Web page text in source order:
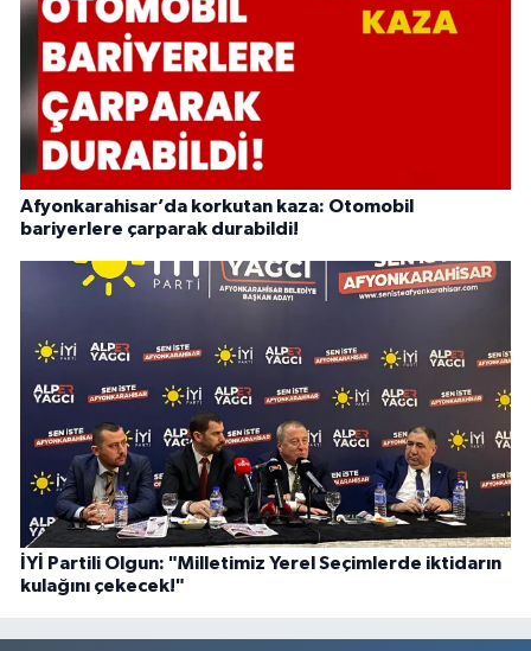
Afyonkarahisar’da korkutan kaza: Otomobil
bariyerlere çarparak durabildi!
İYİ Partili Olgun: "Milletimiz Yerel Seçimlerde iktidarın
kulağını çekecek!"